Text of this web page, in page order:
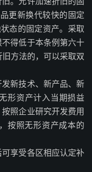
更新换代较快的固定
态的固定资产。采取
得低于本条例第六十
方法的，可以采取双
发新技术、新产品、新
形资产计入当期损益
照企业研究开发费用
按照无形资产成本的
可享受各区相应认定补